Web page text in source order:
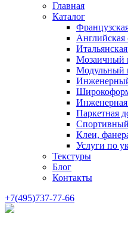
Главная
Каталог
Английская
Мозаичный
Модульный
Инженерная
Паркетная
Клеи,
Услуги по
Текстуры
Блог
Контакты
+7(495)737-77-66